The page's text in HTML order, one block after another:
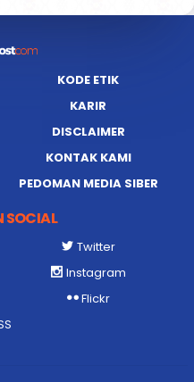
KODE ETIK
KARIR
DISCLAIMER
KONTAK KAMI
PEDOMAN MEDIA SIBER
SOCIAL
Twitter
Instagram
Flickr